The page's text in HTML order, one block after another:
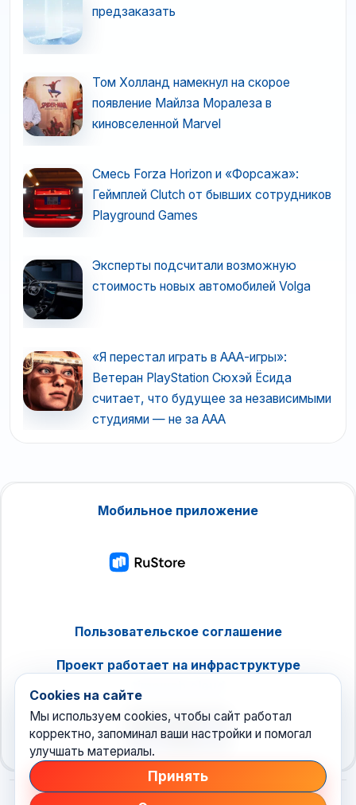
предзаказать
Том Холланд намекнул на скорое
появление Майлза Моралеза в
киновселенной Marvel
Смесь Forza Horizon и «Форсажа»:
Геймплей Clutch от бывших сотрудников
Playground Games
Эксперты подсчитали возможную
стоимость новых автомобилей Volga
«Я перестал играть в ААА-игры»:
Ветеран PlayStation Сюхэй Ёсида
считает, что будущее за независимыми
студиями — не за ААА
Мобильное приложение
Пользовательское соглашение
Проект работает на инфраструктуре
Cookies на сайте
Мы используем cookies, чтобы сайт работал
корректно, запоминал ваши настройки и помогал
улучшать материалы.
Принять